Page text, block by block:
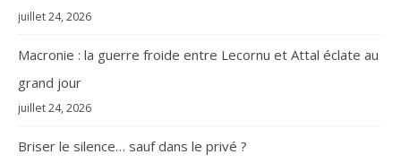
juillet 24, 2026
Macronie : la guerre froide entre Lecornu et Attal éclate au
grand jour
juillet 24, 2026
Briser le silence… sauf dans le privé ?